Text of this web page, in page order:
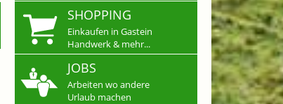
SHOPPING
Einkaufen in Gastein
Handwerk & mehr...
JOBS
Arbeiten wo andere
Urlaub machen